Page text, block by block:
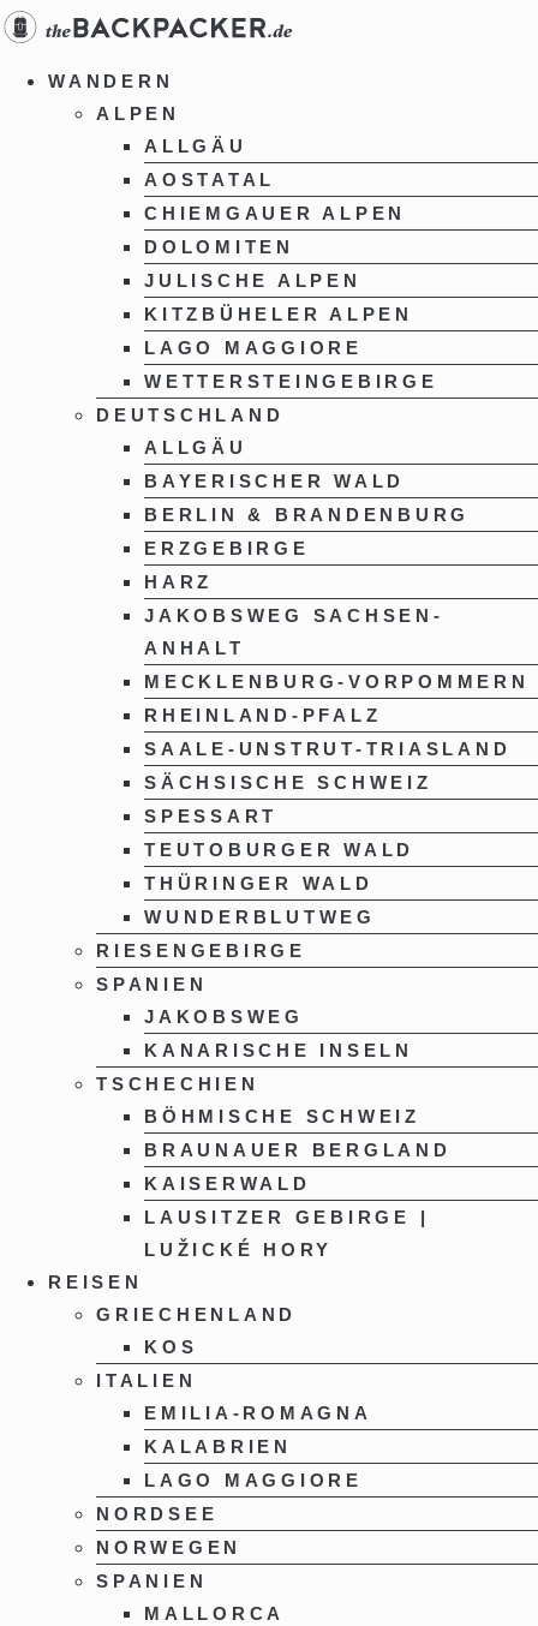
Zum
Inhalt
springenWANDERN
ALPEN
ALLGÄU
AOSTATAL
CHIEMGAUER ALPEN
DOLOMITEN
JULISCHE ALPEN
KITZBÜHELER ALPEN
LAGO MAGGIORE
WETTERSTEINGEBIRGE
DEUTSCHLAND
ALLGÄU
BAYERISCHER WALD
BERLIN & BRANDENBURG
ERZGEBIRGE
HARZ
JAKOBSWEG SACHSEN-
ANHALT
MECKLENBURG-VORPOMMERN
RHEINLAND-PFALZ
SAALE-UNSTRUT-TRIASLAND
SÄCHSISCHE SCHWEIZ
SPESSART
TEUTOBURGER WALD
THÜRINGER WALD
WUNDERBLUTWEG
RIESENGEBIRGE
SPANIEN
JAKOBSWEG
KANARISCHE INSELN
TSCHECHIEN
BÖHMISCHE SCHWEIZ
BRAUNAUER BERGLAND
KAISERWALD
LAUSITZER GEBIRGE |
LUŽICKÉ HORY
REISEN
GRIECHENLAND
KOS
ITALIEN
EMILIA-ROMAGNA
KALABRIEN
LAGO MAGGIORE
NORDSEE
NORWEGEN
SPANIEN
MALLORCA